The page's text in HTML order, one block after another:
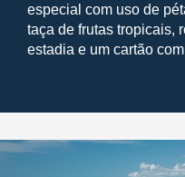
especial com uso de
taça de frutas tropicais,
estadia e um cartão